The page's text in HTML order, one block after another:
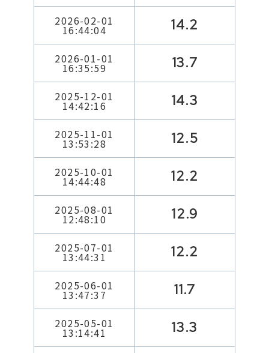
2026-02-01
16:44:04 14.2
2026-01-01
16:35:59 13.7
2025-12-01
14:42:16 14.3
2025-11-01
13:53:28 12.5
2025-10-01
14:44:48 12.2
2025-08-01
12:48:10 12.9
2025-07-01
13:44:31 12.2
2025-06-01
13:47:37 11.7
2025-05-01
13:14:41 13.3